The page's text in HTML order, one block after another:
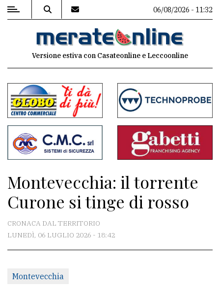
MENU
commenti
Contenuti
del
sito
Associazioni
Meteo
redazione
06/08/2026 - 11:32
Versione estiva con Casateonline e Leccoonline
Montevecchia: il torrente
Curone si tinge di rosso
CRONACA DAL TERRITORIO
LUNEDÌ, 06 LUGLIO 2026 - 18:42
Montevecchia